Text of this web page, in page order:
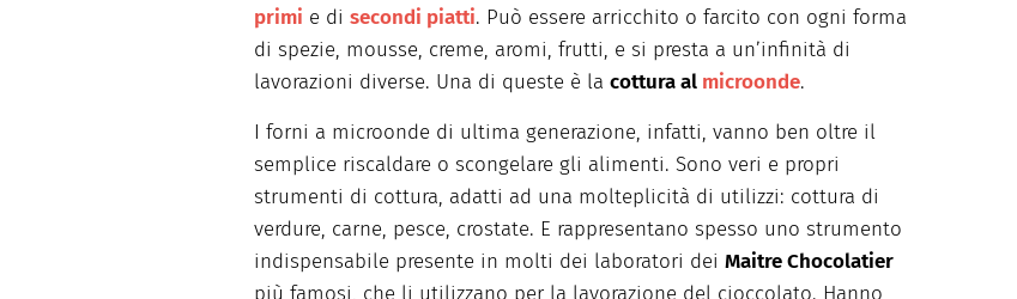
primi e di secondi piatti. Può essere arricchito o farcito con ogni forma
di spezie, mousse, creme, aromi, frutti, e si presta a un’infinità di
lavorazioni diverse. Una di queste è la cottura al microonde.
I forni a microonde di ultima generazione, infatti, vanno ben oltre il
semplice riscaldare o scongelare gli alimenti. Sono veri e propri
strumenti di cottura, adatti ad una molteplicità di utilizzi: cottura di
verdure, carne, pesce, crostate. E rappresentano spesso uno strumento
indispensabile presente in molti dei laboratori dei Maitre Chocolatier